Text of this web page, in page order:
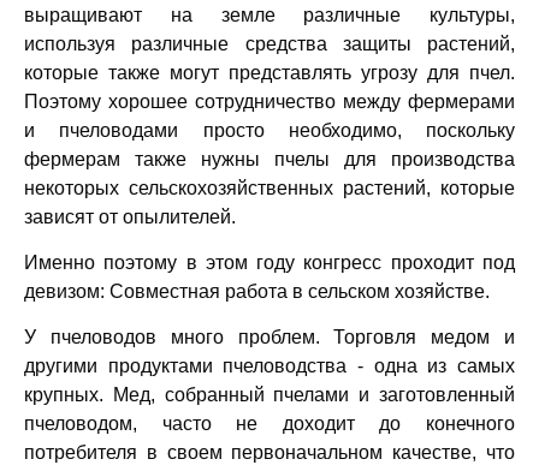
выращивают на земле различные культуры,
используя различные средства защиты растений,
которые также могут представлять угрозу для пчел.
Поэтому хорошее сотрудничество между фермерами
и пчеловодами просто необходимо, поскольку
фермерам также нужны пчелы для производства
некоторых сельскохозяйственных растений, которые
зависят от опылителей.
Именно поэтому в этом году конгресс проходит под
девизом: Совместная работа в сельском хозяйстве.
У пчеловодов много проблем. Торговля медом и
другими продуктами пчеловодства - одна из самых
крупных. Мед, собранный пчелами и заготовленный
пчеловодом, часто не доходит до конечного
потребителя в своем первоначальном качестве, что